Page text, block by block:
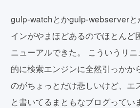
gulp-watchとかgulp-webserverと
インがやまほどあるのでほとんど
ニューアルできた。 こういうリ
的に検索エンジンに全然引っかか
のがちょっとだけ悲しいけど、エ
と書いてるまともなブログってい